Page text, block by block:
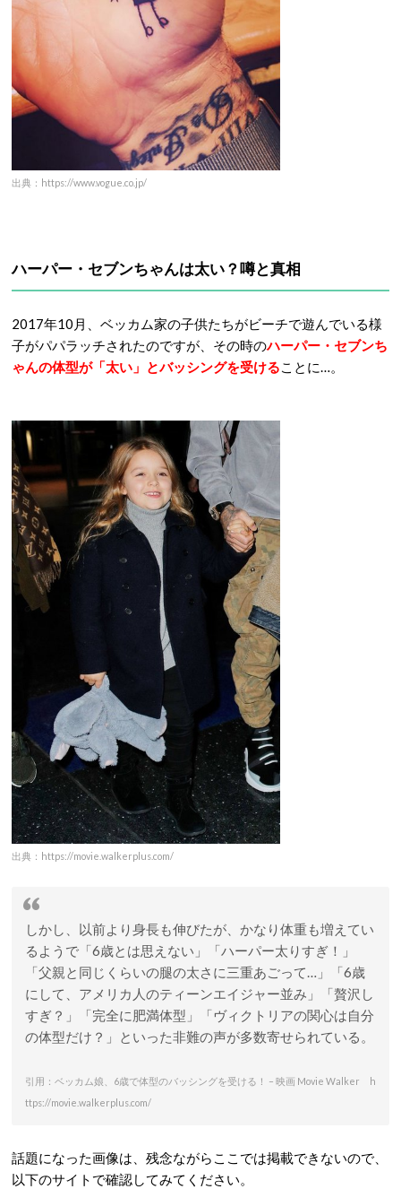
出典：https://www.vogue.co.jp/
ハーパー・セブンちゃんは太い？噂と真相
2017年10月、ベッカム家の子供たちがビーチで遊んでいる様
子がパパラッチされたのですが、その時のハーパー・セブンち
ゃんの体型が「太い」とバッシングを受けることに…。
出典：https://movie.walkerplus.com/
しかし、以前より身長も伸びたが、かなり体重も増えてい
るようで「6歳とは思えない」「ハーパー太りすぎ！」
「父親と同じくらいの腿の太さに三重あごって…」「6歳
にして、アメリカ人のティーンエイジャー並み」「贅沢し
すぎ？」「完全に肥満体型」「ヴィクトリアの関心は自分
の体型だけ？」といった非難の声が多数寄せられている。
引用：ベッカム娘、6歳で体型のバッシングを受ける！ – 映画 Movie Walker h
ttps://movie.walkerplus.com/
話題になった画像は、残念ながらここでは掲載できないので、
以下のサイトで確認してみてください。